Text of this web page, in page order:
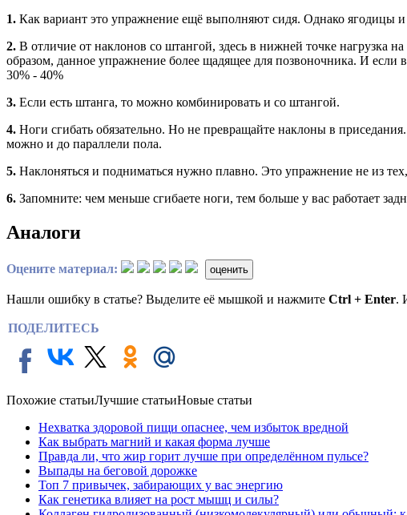
1. Как вариант это упражнение ещё выполняют сидя. Однако ягодицы и
2. В отличие от наклонов со штангой, здесь в нижней точке нагрузка
образом, данное упражнение более щадящее для позвоночника. И
30% - 40%
3. Если есть штанга, то можно комбинировать и со штангой.
4. Ноги сгибать обязательно. Но не превращайте наклоны в
можно и до параллели пола.
5. Наклоняться и подниматься нужно плавно. Это упражнение не из
6. Запомните: чем меньше сгибаете ноги, тем больше у вас работает
Аналоги
Оцените материал: оценить
Нашли ошибку в статье? Выделите её мышкой и нажмите Ctrl + Enter.
ПОДЕЛИТЕСЬ
Похожие статьиЛучшие статьиНовые статьи
Нехватка здоровой пищи опаснее, чем избыток вредной
Как выбрать магний и какая форма лучше
Правда ли, что жир горит лучше при определённом пульсе?
Выпады на беговой дорожке
Топ 7 привычек, забирающих у вас энергию
Как генетика влияет на рост мышц и силы?